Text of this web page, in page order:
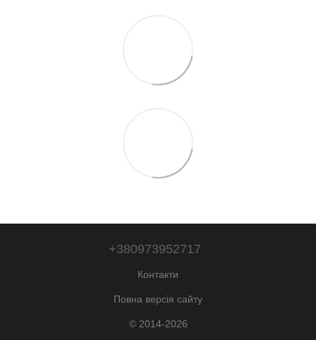
+380973952717
Контакти
Повна версія сайту
© 2014-2026